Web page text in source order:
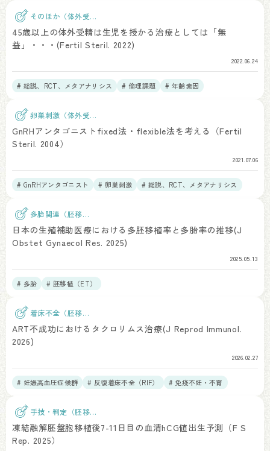
そのほか（体外受
45歳以上の体外受精は生児を授かる治療としては「無
益」・・・(Fertil Steril. 2022)
2022.06.24
# 総説、RCT、メタアナリシス # 倫理課題 # 年齢素因
卵巣刺激（体外受
GnRHアンタゴニストfixed法・flexible法を考える（Fertil
Steril. 2004）
2021.07.06
# GnRHアンタゴニスト # 卵巣刺激 # 総説、RCT、メタアナリシス
多胎関連（胚移
植）
日本の生殖補助医療における多胚移植率と多胎率の推移(J
Obstet Gynaecol Res. 2025)
2025.05.13
# 多胎 # 胚移植（ET）
着床不全（胚移
植）
ART不成功におけるタクロリムス治療(J Reprod Immunol.
2026)
2026.02.27
# 妊娠高血圧症候群 # 反復着床不全（RIF）
# 免疫不妊・不育
手技・判定（胚移
植）
凍結融解胚盤胞移植後7-11日目の血清hCG値出生予測（F S
Rep. 2025）